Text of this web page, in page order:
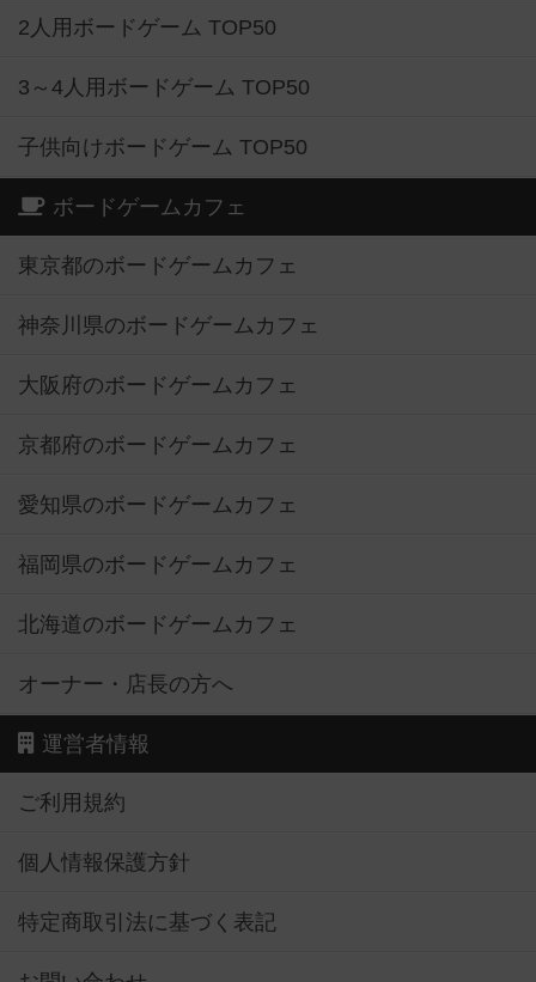
2人用ボードゲーム TOP50
3～4人用ボードゲーム TOP50
子供向けボードゲーム TOP50
ボードゲームカフェ
東京都のボードゲームカフェ
神奈川県のボードゲームカフェ
大阪府のボードゲームカフェ
京都府のボードゲームカフェ
愛知県のボードゲームカフェ
福岡県のボードゲームカフェ
北海道のボードゲームカフェ
オーナー・店長の方へ
運営者情報
ご利用規約
個人情報保護方針
特定商取引法に基づく表記